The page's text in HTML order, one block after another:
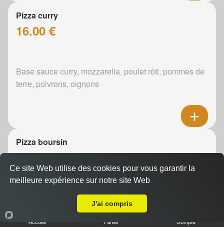
Pizza curry
16.00 €
Base sauce curry, mozzarella, poulet rôti, pommes de
terre, poivrons, oignons
Pizza boursin
16.00 €
Boursin, mozzarella, poulet rôti, pommes de terre,
Accueil Panier Compte
Ce site Web utilise des cookies pour vous garantir la
meilleure expérience sur notre site Web
J'ai compris